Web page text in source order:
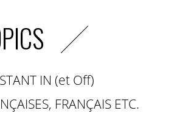
IN (et Off)
FRANÇAIS ETC.